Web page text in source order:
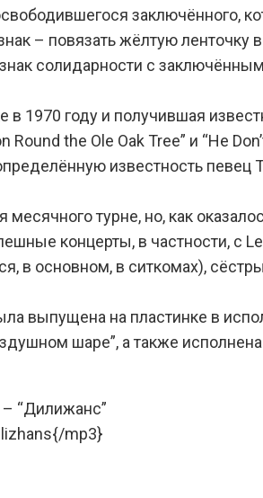
заключённого,
– повязать жёлтую ленточку
солидарности с
в 1970 году и получившая
the Ole Oak Tree” и “He
известность певец
турне, но, как
концерты, в частности, с
в основном, в ситкомах),
выпущена на пластинке в
шаре”, а также
“Дилижанс”
mp3}